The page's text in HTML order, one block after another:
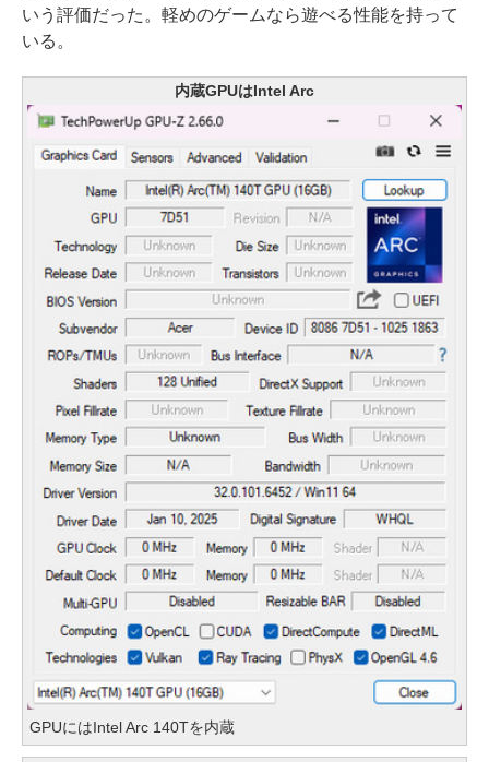
いう評価だった。軽めのゲームなら遊べる性能を持って
いる。
内蔵GPUはIntel Arc
GPUにはIntel Arc 140Tを内蔵